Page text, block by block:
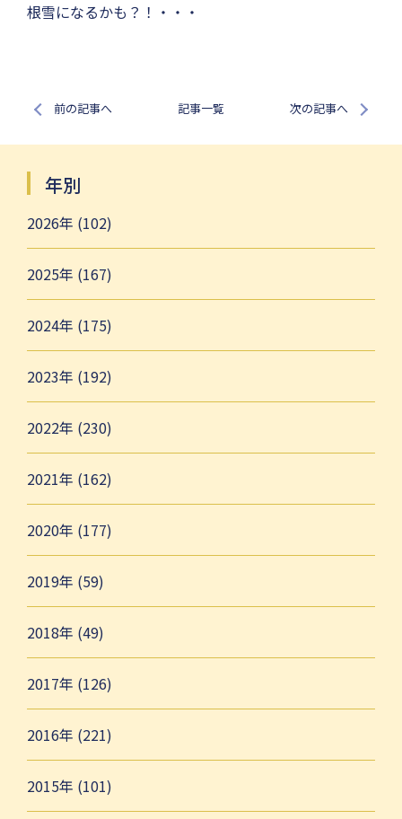
根雪になるかも？！・・・
前の記事へ 記事一覧 次の記事へ
年別
2026年 (102)
2025年 (167)
2024年 (175)
2023年 (192)
2022年 (230)
2021年 (162)
2020年 (177)
2019年 (59)
2018年 (49)
2017年 (126)
2016年 (221)
2015年 (101)